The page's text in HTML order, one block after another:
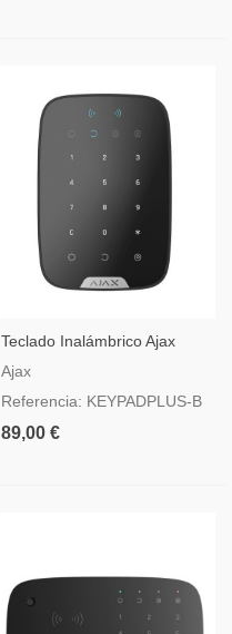
Teclado Inalámbrico Ajax
Negro Con Lector De
Ajax
Referencia: KEYPADPLUS-B
89,00 €